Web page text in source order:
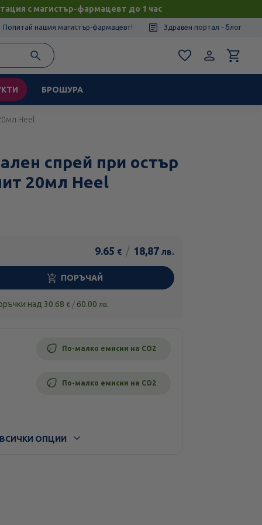
с магистър-фармацевт до 1 час
Попитай нашия магистър-фармацевт! Здравен портал - блог
БРОШУРА
Heel
спрей при остър
20мл Heel
9.65 € / 18,87 лв.
ПОРЪЧАЙ
над 30.68 € / 60.00 лв.
По-малко емисии на CO2
По-малко емисии на CO2
ОПЦИИ